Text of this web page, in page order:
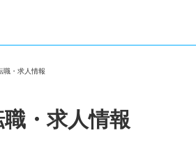
職・求人情報
・求人情報